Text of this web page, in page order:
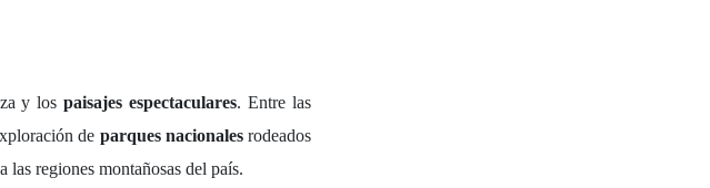
y lospaisajes espectaculares. Entre las
de parques nacionalesrodeados
las regiones montañosas del país.